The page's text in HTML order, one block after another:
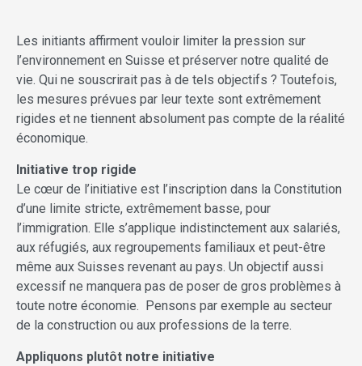
Les initiants affirment vouloir limiter la pression sur
l’environnement en Suisse et préserver notre qualité de
vie. Qui ne souscrirait pas à de tels objectifs ? Toutefois,
les mesures prévues par leur texte sont extrêmement
rigides et ne tiennent absolument pas compte de la réalité
économique.
Initiative trop rigide
Le cœur de l’initiative est l’inscription dans la Constitution
d’une limite stricte, extrêmement basse, pour
l’immigration. Elle s’applique indistinctement aux salariés,
aux réfugiés, aux regroupements familiaux et peut-être
même aux Suisses revenant au pays. Un objectif aussi
excessif ne manquera pas de poser de gros problèmes à
toute notre économie. Pensons par exemple au secteur
de la construction ou aux professions de la terre.
Appliquons plutôt notre initiative